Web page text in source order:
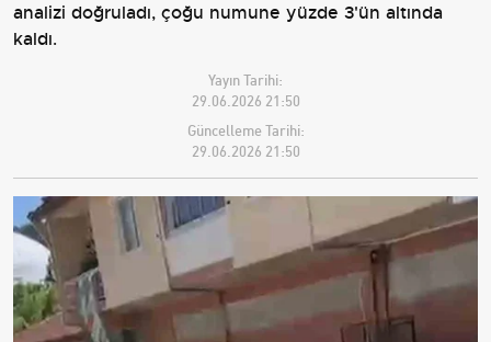
analizi doğruladı, çoğu numune yüzde 3'ün altında
kaldı.
Yayın Tarihi:
29.06.2026 21:50
Güncelleme Tarihi:
29.06.2026 21:50